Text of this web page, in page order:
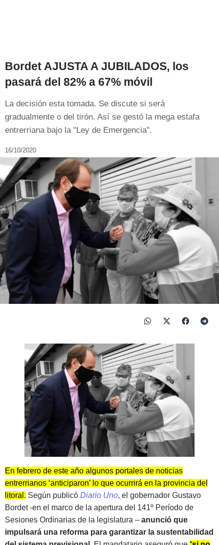
Bordet AJUSTA A JUBILADOS, los
pasará del 82% a 67% móvil
La decisión esta tomada. Se discute si será
gradualmente o del tirón. Así se gestó la mega estafa
entrerriana bajo la "Ley de Emergencia".
16/10/2020
En febrero de este año algunos portales de noticias
entrerrianos ‘anticiparon’ lo que ocurrirá en la provincia del
litoral. Según publicó Diario Uno, el gobernador Gustavo
Bordet -en el marco de la apertura del 141º Período de
Sesiones Ordinarias de la legislatura – anunció que
impulsará una reforma para garantizar la sustentabilidad